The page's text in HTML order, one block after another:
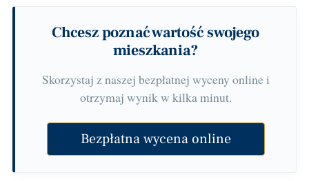
Chcesz poznać wartość swojego
mieszkania?
Skorzystaj z naszej bezpłatnej wyceny online i
otrzymaj wynik w kilka minut.
Bezpłatna wycena online